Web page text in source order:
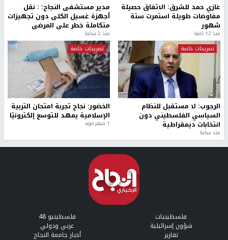
غازي حمد للشرق: الاتفاق حصيلة
مفاوضات طويلة استمرت ستة
شهور
منذ 12 ثانية
مدير مستشفى النجاح: : نقل
أجهزة غسيل الكلى دون تجهيزات
متكاملة خطر على المرضى
منذ 2 ساعة
تصريحات خاصة
الرجوب: لا مستقبل للنظام
السياسي الفلسطيني دون
انتخابات ديمقراطية
منذ ساعة
تصريحات خاصة
الخضور: نجاح تجربة امتحان التربية
الإسلامية يمهد للتوسع إلكترونيًا
1 شهر ago
فلسطينيات فلسطينيو 48
شؤون إسرائيلية عربي ودولي
تقارير أخبار جامعة النجاح